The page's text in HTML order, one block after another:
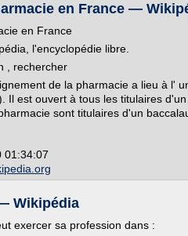
en France —
en France
l'encyclopédie libre.
, rechercher
de la pharmacie a lieu à l'
Il est ouvert à tous les titulaires
sont titulaires d'un
01:34:07
Wikipédia
exercer sa profession dans :